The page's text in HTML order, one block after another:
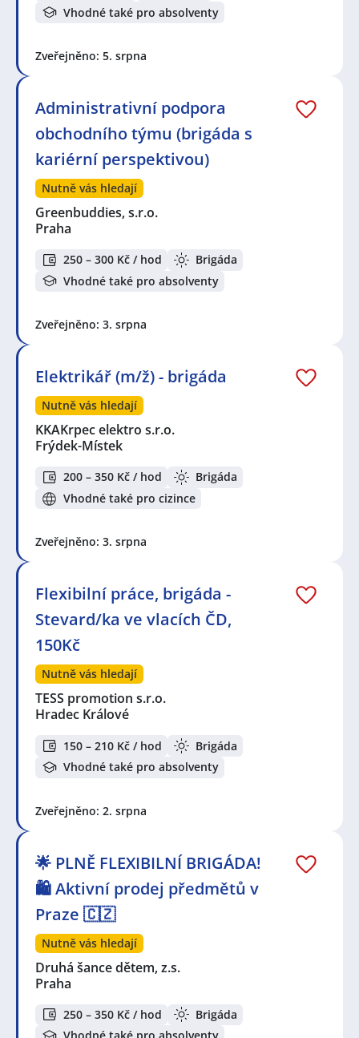
Vhodné také pro absolventy
Zveřejněno: 5. srpna
Administrativní podpora
obchodního týmu (brigáda s
kariérní perspektivou)
Nutně vás hledají
Greenbuddies, s.r.o.
Praha
250 – 300 Kč / hod
Brigáda
Vhodné také pro absolventy
Zveřejněno: 3. srpna
Elektrikář (m/ž) - brigáda
Nutně vás hledají
KKAKrpec elektro s.r.o.
Frýdek-Místek
200 – 350 Kč / hod
Brigáda
Vhodné také pro cizince
Zveřejněno: 3. srpna
Flexibilní práce, brigáda -
Stevard/ka ve vlacích ČD,
150Kč
Nutně vás hledají
TESS promotion s.r.o.
Hradec Králové
150 – 210 Kč / hod
Brigáda
Vhodné také pro absolventy
Zveřejněno: 2. srpna
🌟 PLNĚ FLEXIBILNÍ BRIGÁDA!
🛍️ Aktivní prodej předmětů v
Praze 🇨🇿
Nutně vás hledají
Druhá šance dětem, z.s.
Praha
250 – 350 Kč / hod
Brigáda